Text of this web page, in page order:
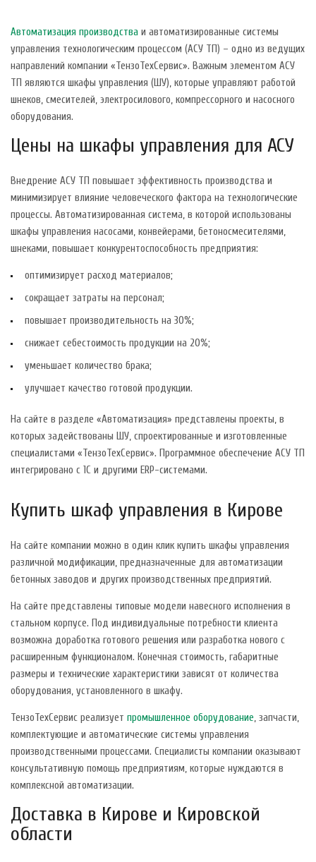
Автоматизация производства и автоматизированные системы
управления технологическим процессом (АСУ ТП) – одно из ведущих
направлений компании «ТензоТехСервис». Важным элементом АСУ
ТП являются шкафы управления (ШУ), которые управляют работой
шнеков, смесителей, электросилового, компрессорного и насосного
оборудования.
Цены на шкафы управления для АСУ
Внедрение АСУ ТП повышает эффективность производства и
минимизирует влияние человеческого фактора на технологические
процессы. Автоматизированная система, в которой использованы
шкафы управления насосами, конвейерами, бетоносмесителями,
шнеками, повышает конкурентоспособность предприятия:
оптимизирует расход материалов;
сокращает затраты на персонал;
повышает производительность на 30%;
снижает себестоимость продукции на 20%;
уменьшает количество брака;
улучшает качество готовой продукции.
На сайте в разделе «Автоматизация» представлены проекты, в
которых задействованы ШУ, спроектированные и изготовленные
специалистами «ТензоТехСервис». Программное обеспечение АСУ ТП
интегрировано с 1С и другими ERP-системами.
Купить шкаф управления в Кирове
На сайте компании можно в один клик купить шкафы управления
различной модификации, предназначенные для автоматизации
бетонных заводов и других производственных предприятий.
На сайте представлены типовые модели навесного исполнения в
стальном корпусе. Под индивидуальные потребности клиента
возможна доработка готового решения или разработка нового с
расширенным функционалом. Конечная стоимость, габаритные
размеры и технические характеристики зависят от количества
оборудования, установленного в шкафу.
ТензоТехСервис реализует промышленное оборудование, запчасти,
комплектующие и автоматические системы управления
производственными процессами. Специалисты компании оказывают
консультативную помощь предприятиям, которые нуждаются в
комплексной автоматизации.
Доставка в Кирове и Кировской
области